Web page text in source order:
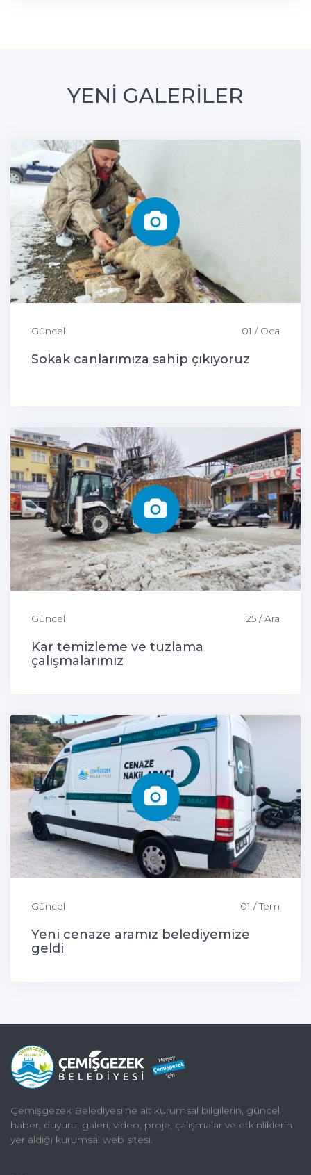
YENİ GALERİLER
Güncel 01 / Oca
Sokak canlarımıza sahip çıkıyoruz
Güncel 25 / Ara
Kar temizleme ve tuzlama
çalışmalarımız
Güncel 01 / Tem
Yeni cenaze aramız belediyemize
geldi
Çemişgezek Belediyesi'ne ait kurumsal bilgilerin, güncel
haber, duyuru, galeri, video, proje, çalışmalar ve etkinliklerin
yer aldığı kurumsal web sitesi.